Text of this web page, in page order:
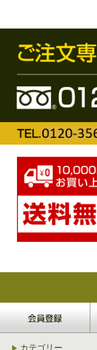
カテゴリー